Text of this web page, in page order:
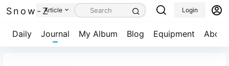
Snow-Z
Daily Journal My Album Blog Equipment About
Article Login